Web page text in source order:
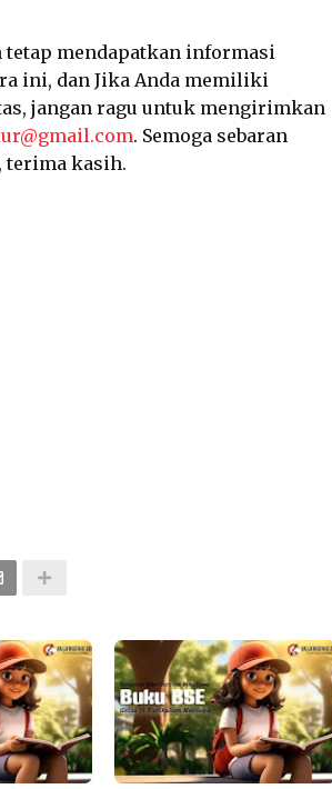
tetap mendapatkan informasi
ini, dan Jika Anda memiliki
jangan ragu untuk mengirimkan
. Semoga sebaran
terima kasih.